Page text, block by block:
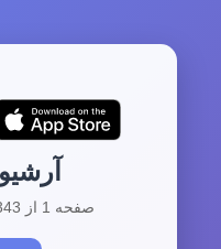
صفحه 1 از 343 | مجموع 3424 آرشیو